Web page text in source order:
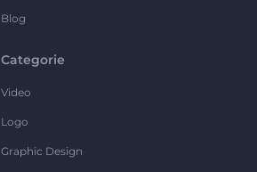
Blog
Categorie
Video
Logo
Graphic Design